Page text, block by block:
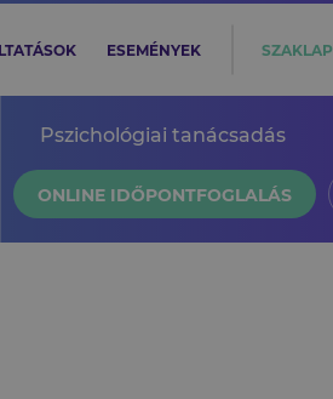
ESEMÉNYEK SZAKLAP
Pszichológiai tanácsadás
ONLINE IDŐPONTFOGLALÁS